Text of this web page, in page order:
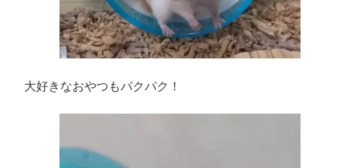
大好きなおやつもパクパク！